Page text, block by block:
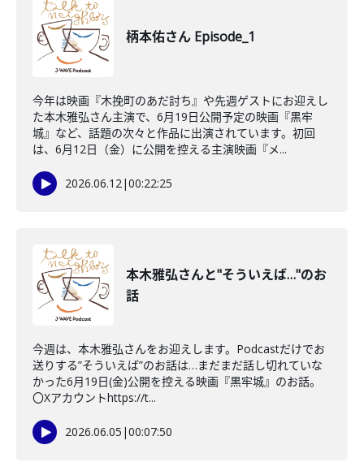
柄本佑さん Episode_1
今年は映画『木挽町のあだ討ち』や先週ゲストにお迎えし
た本木雅弘さん主演で、6月19日公開予定の映画『黒牢
城』など、話題の次々と作品に出演されています。初回
は、6月12日（金）に公開を控える主演映画『メ...
2026.06.12|00:22:25
本木雅弘さんと"そういえば…"のお
話
今週は、本木雅弘さんをお迎えします。Podcastだけでお
送りする”そういえば”のお話は…まだまだ話し切れていな
かった6月19日(金)公開を控える映画『黒牢城』のお話。
〇Xアカウントhttps://t...
2026.06.05 |00:07:50